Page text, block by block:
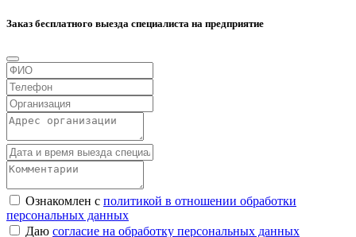
Заказ бесплатного выезда специалиста на предприятие
Ознакомлен с политикой в отношении обработки
персональных данных
Даю согласие на обработку персональных данных